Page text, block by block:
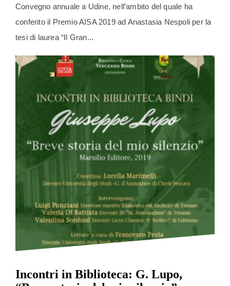
Convegno annuale a Udine, nell’ambito del quale ha
conferito il Premio AISA 2019 ad Anastasia Nespoli per la
tesi di laurea “Il Gran...
Incontri in Biblioteca: G. Lupo,